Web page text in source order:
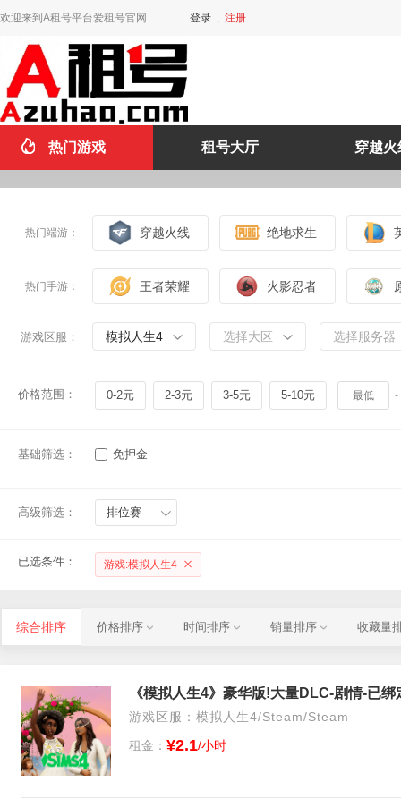
欢迎来到A租号平台爱租号官网 登录 , 注册
热门游戏 租号大厅 穿越火
热门端游： 穿越火线 绝地求生
热门手游： 王者荣耀 火影忍者
游戏区服： 模拟人生4 选择大区 选择服务器
价格范围： 0-2元 2-3元 3-5元 5-10元 -
基础筛选： 免押金
高级筛选： 排位赛
已选条件： 游戏:模拟人生4
综合排序 价格排序 时间排序 销量排序 收藏量
《模拟人生4》豪华版!大量DLC-剧情-已
游戏区服：模拟人生4/Steam/Steam
租金： ¥2.1/小时